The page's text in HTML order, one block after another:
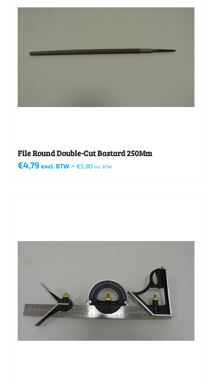
File Round Double-Cut Bastard 250Mm
€4,79 excl. BTW - €5,80 incl. BTW